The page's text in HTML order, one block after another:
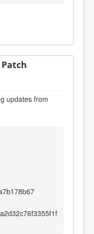
updates from